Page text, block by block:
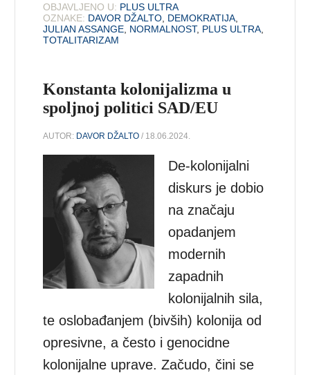
OBJAVLJENO U: PLUS ULTRA
OZNAKE: DAVOR DŽALTO DEMOKRATIJA
JULIAN ASSANGE NORMALNOST, PLUS ULTRA
TOTALITARIZAM
Konstanta kolonijalizma u
spoljnoj politici SAD/EU
AUTOR: DAVOR DŽALTO / 18.06.2024.
De-kolonijalni
diskurs je dobio
na značaju
opadanjem
modernih
zapadnih
kolonijalnih sila,
te oslobađanjem (bivših) kolonija od
opresivne, a često i genocidne
kolonijalne uprave. Začudo, čini se